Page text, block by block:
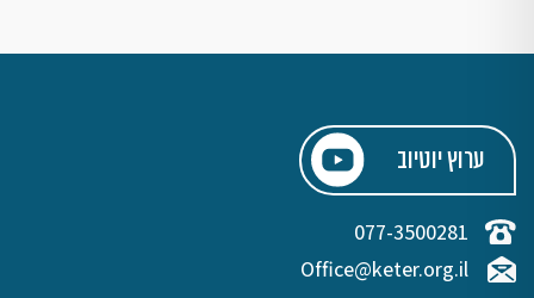
ערוץ יוטיוב
077-3500281
Office@keter.org.il